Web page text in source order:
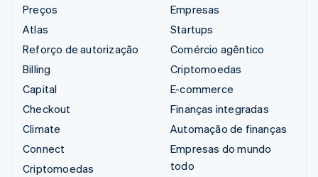
Preços
Atlas
Reforço de autorização
Billing
Capital
Checkout
Climate
Connect
Criptomoedas
Empresas
Startups
Comércio agêntico
Criptomoedas
E-commerce
Finanças integradas
Automação de finanças
Empresas do mundo
todo